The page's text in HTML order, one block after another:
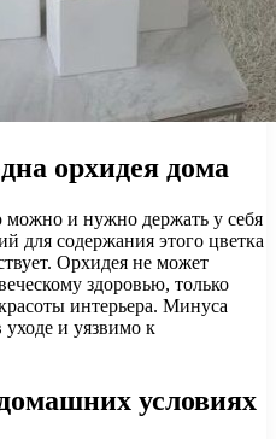
орхидея дома
и нужно держать у себя
для содержания этого цветка
Орхидея не может
здоровью, только
интерьера. Минуса
уходе и уязвимо к
условиях